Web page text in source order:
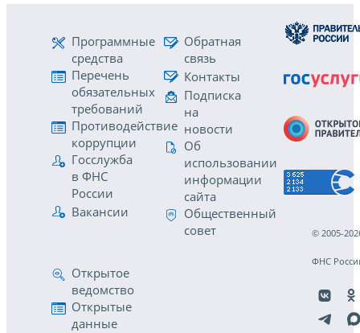
Программные
средства
Перечень
обязательных
требований
Противодействие
коррупции
Госслужба
в ФНС
России
Вакансии
Обратная
связь
Контакты
Подписка
на
новости
Об
использовании
информации
сайта
Общественный
совет
Открытое
ведомство
Открытые
данные
© 2005-
ФНС